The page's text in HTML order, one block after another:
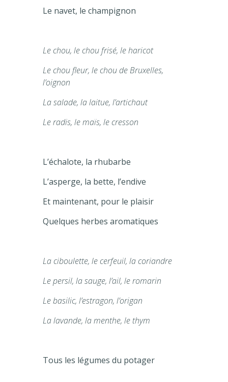
Le navet, le champignon
Le chou, le chou frisé, le haricot
Le chou fleur, le chou de Bruxelles,
l’oignon
La salade, la laitue, l’artichaut
Le radis, le maïs, le cresson
L’échalote, la rhubarbe
L’asperge, la bette, l’endive
Et maintenant, pour le plaisir
Quelques herbes aromatiques
La ciboulette, le cerfeuil, la coriandre
Le persil, la sauge, l’ail, le romarin
Le basilic, l’estragon, l’origan
La lavande, la menthe, le thym
Tous les légumes du potager